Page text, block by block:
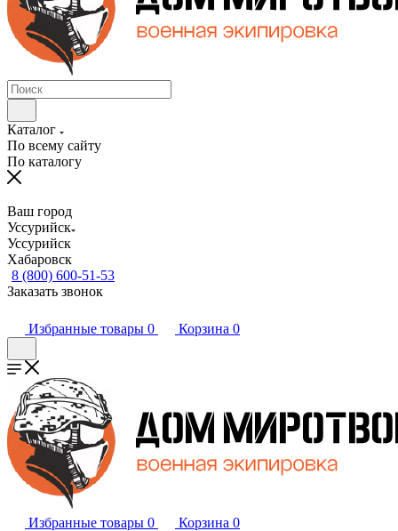
Каталог
По всему сайту
По каталогу
Ваш город
Уссурийск
Уссурийск
Хабаровск
8 (800) 600-51-53
Заказать звонок
Избранные товары 0 Корзина 0
Избранные товары 0 Корзина 0